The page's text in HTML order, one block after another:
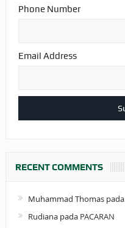
Phone Number
Email Address
RECENT COMMENTS
Muhammad Thomaspada
Rudianapada PACARAN